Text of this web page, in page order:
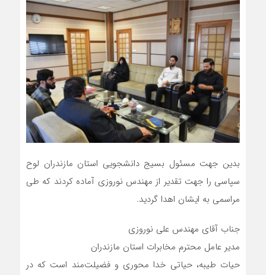
بدین جهت مسئول بسیج دانشجویی استان مازندران لوح
سپاسی را جهت تقدیر از مهندس نوروزی آماده کردند که طی
مراسمی به ایشان اهدا گردید.
جناب آقای مهندس علی نوروزی
مدیر عامل محترم مخابرات استان مازندران
حیات طیبه، حیاتی خدا محوری و فضیلت‌مند است که در